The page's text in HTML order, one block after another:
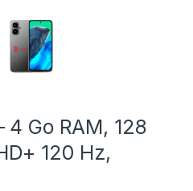
4 Go RAM, 128
120 Hz,